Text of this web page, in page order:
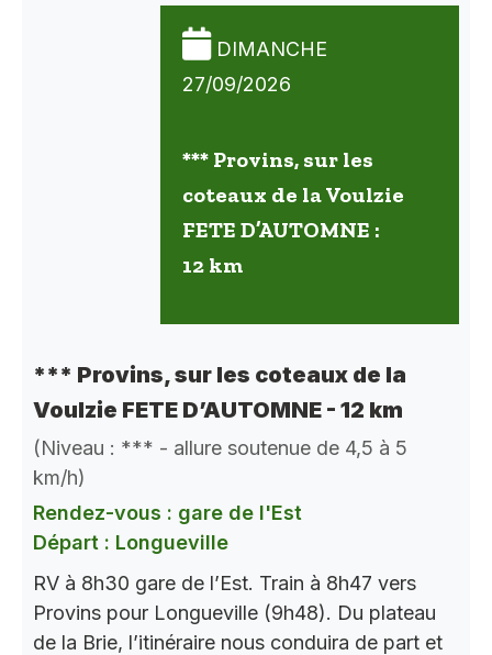
DIMANCHE
27/09/2026
*** Provins, sur les
coteaux de la Voulzie
FETE D’AUTOMNE :
12 km
*** Provins, sur les coteaux de la
Voulzie FETE D’AUTOMNE - 12 km
(Niveau : *** - allure soutenue de 4,5 à 5
km/h)
Rendez-vous : gare de l'Est
Départ : Longueville
RV à 8h30 gare de l’Est. Train à 8h47 vers
Provins pour Longueville (9h48). Du plateau
de la Brie, l’itinéraire nous conduira de part et